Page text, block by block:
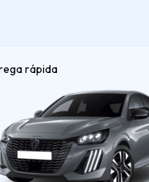
rápida